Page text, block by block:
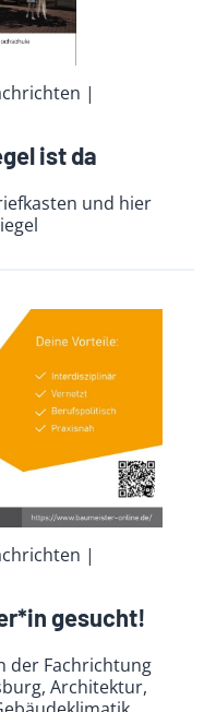
|
ist da
und hier
|
gesucht!
der Fachrichtung
Architektur,